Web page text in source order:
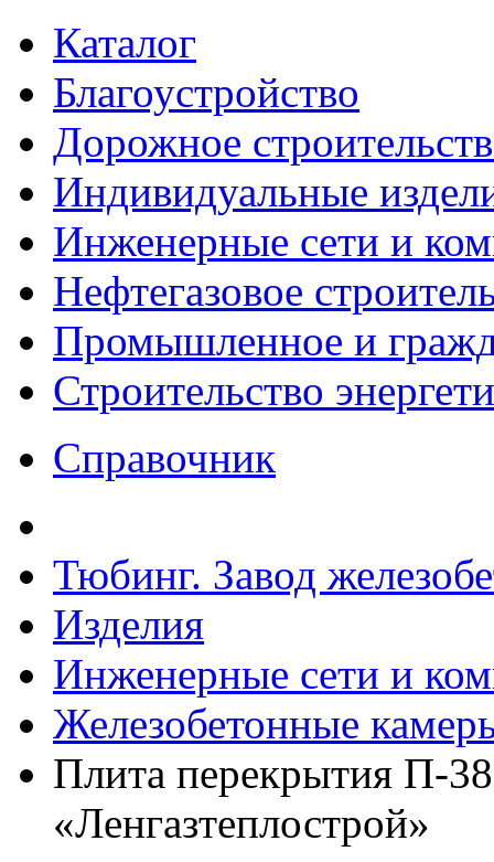
Каталог
Благоустройство
Дорожное
Индивидуальные
Инженерные сети и
Нефтегазовое
Промышленное и
Строительство
Справочник
Тюбинг. Завод
Изделия
Инженерные сети и
Железобетонные
Плита перекрытия П-
«Ленгазтеплострой»